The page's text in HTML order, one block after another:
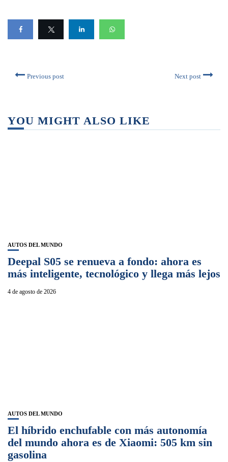
Previous post Next post
YOU MIGHT ALSO LIKE
AUTOS DEL MUNDO
Deepal S05 se renueva a fondo: ahora es
más inteligente, tecnológico y llega más lejos
4 de agosto de 2026
AUTOS DEL MUNDO
El híbrido enchufable con más autonomía
del mundo ahora es de Xiaomi: 505 km sin
gasolina